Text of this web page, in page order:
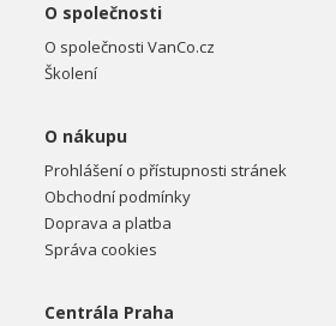
O společnosti
O společnosti VanCo.cz
Školení
O nákupu
Prohlášení o přístupnosti stránek
Obchodní podmínky
Doprava a platba
Správa cookies
Centrála Praha